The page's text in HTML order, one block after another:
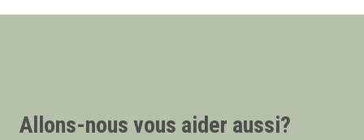
Allons-nous vous aider aussi?